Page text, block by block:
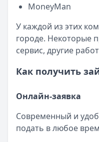
Читать новость
MoneyMan
У каждой из этих
городе. Некоторые
сервис, другие
Как получить
Онлайн-заявка
Современный и
подать в любое